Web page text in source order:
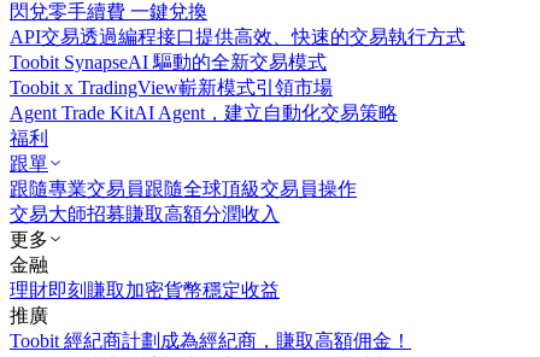
閃兌零手續費 一鍵兌換
API交易透過編程接口提供高效、快速的交易執行方式
Toobit SynapseAI 驅動的全新交易模式
Toobit x TradingView嶄新模式引領市場
Agent Trade KitAI Agent，建立自動化交易策略
福利
跟單
跟隨專業交易員跟隨全球頂級交易員操作
交易大師招募賺取高額分潤收入
更多
金融
理財即刻賺取加密貨幣穩定收益
推廣
Toobit 經紀商計劃 成為經紀商，賺取高額佣金！